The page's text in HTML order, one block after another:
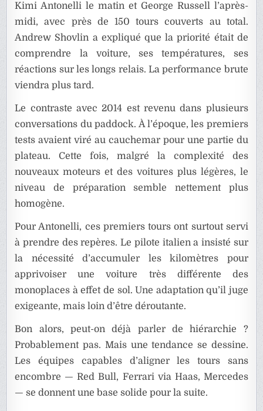
Kimi Antonelli le matin et George Russell l’après-
midi, avec près de 150 tours couverts au total.
Andrew Shovlin a expliqué que la priorité était de
comprendre la voiture, ses températures, ses
réactions sur les longs relais. La performance brute
viendra plus tard.
Le contraste avec 2014 est revenu dans plusieurs
conversations du paddock. À l’époque, les premiers
tests avaient viré au cauchemar pour une partie du
plateau. Cette fois, malgré la complexité des
nouveaux moteurs et des voitures plus légères, le
niveau de préparation semble nettement plus
homogène.
Pour Antonelli, ces premiers tours ont surtout servi
à prendre des repères. Le pilote italien a insisté sur
la nécessité d’accumuler les kilomètres pour
apprivoiser une voiture très différente des
monoplaces à effet de sol. Une adaptation qu’il juge
exigeante, mais loin d’être déroutante.
Bon alors, peut-on déjà parler de hiérarchie ?
Probablement pas. Mais une tendance se dessine.
Les équipes capables d’aligner les tours sans
encombre — Red Bull, Ferrari via Haas, Mercedes
— se donnent une base solide pour la suite.